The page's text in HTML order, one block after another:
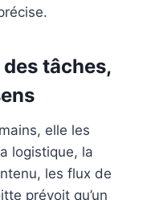
tâches,
elle les
logistique, la
les flux de
prévoit qu’un